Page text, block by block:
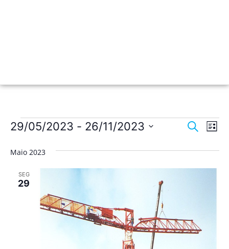
de
de
Pesquisar
de
Lista
29/05/2023 - 26/11/2023
data.
Maio 2023
SEG
29